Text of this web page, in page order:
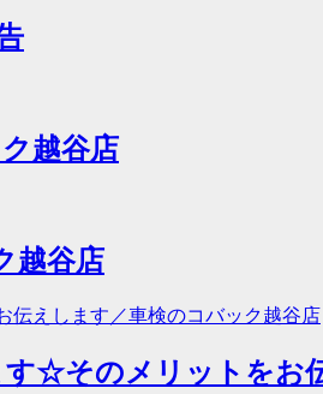
越谷店
越谷店
☆そのメリットをお